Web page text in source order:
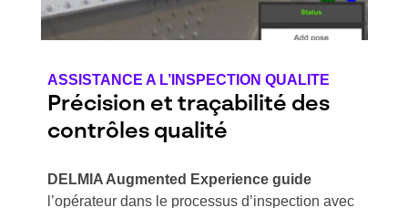
ASSISTANCE A L’INSPECTION QUALITE
Précision et traçabilité des
contrôles qualité
DELMIA Augmented Experience guide
l’opérateur dans le processus d’inspection avec